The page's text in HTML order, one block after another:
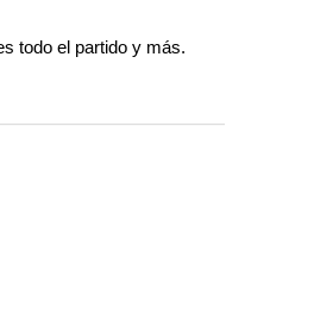
todo el partido y más.